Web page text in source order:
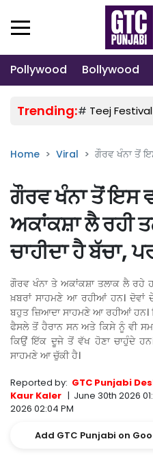
Pollywood Bollywood
Trending:# Teej Festival
Home Viral ਗੌਰਵ ਖੰਨਾ ਤੋਂ
ਗੌਰਵ ਖੰਨਾ ਤੋਂ ਇਸ
ਅਕਾਂਕਸ਼ਾ ਲੈ ਰਹੀ
ਚਾਹੀਦਾ ਹੈ ਬੱਚਾ,
ਗੌਰਵ ਖੰਨਾ ਤੇ ਅਕਾਂਕਸ਼ਾ ਤਲਾਕ ਲੈ ਰਹੇ
ਖ਼ਬਰਾਂ ਸਾਹਮਣੇ ਆ ਰਹੀਆਂ ਹਨ। ਦੋਵਾਂ
ਬਹੁਤ ਜ਼ਿਆਦਾ ਸਾਹਮਣੇ ਆ ਰਹੀਆਂ ਹਨ।
ਫੈਸਲੇ ਤੋਂ ਹੈਰਾਨ ਸਨ ਅਤੇ ਕਿਸੇ ਨੂੰ ਵੀ
ਕਿਉਂ ਇੱਕ ਦੂਜੇ ਤੋਂ ਵੱਖ ਹੋਣਾ ਚਾਹੁੰਦੇ
ਸਾਹਮਣੇ ਆ ਚੁੱਕੀ ਹੈ।
Reported by: GTC Punjabi
Kaur Kaler | June 30th 2026
2026 02:04 PM
Add GTC Punjabi on